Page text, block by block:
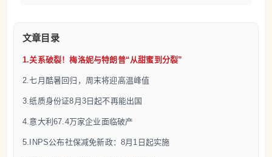
风险企业仅占8.7%，与特伦蒂诺-上阿迪杰、奥斯塔
山谷、皮埃蒙特和威尼托同属韧性最强区域。行业方
面，能源供应商风险最高，采矿及废物管理行业次
之；而服务业、农业渔业和金融保险业最为稳固。
5.INPS公布社保减免新政：8月1日起实施
7月7日Money.it消息，意大利国家社会保障局
文章目录
1.关系破裂！梅洛妮与特朗普“从甜蜜到分裂”
2.七月酷暑回归，周末将迎高温峰值
3.纸质身份证8月3日起不再能出国
4.意大利67.4万家企业面临破产
5.INPS公布社保减免新政：8月1日起实施